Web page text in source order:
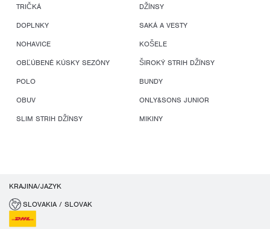
TRIČKÁ
DŽÍNSY
DOPLNKY
SAKÁ A VESTY
NOHAVICE
KOŠELE
OBĽÚBENÉ KÚSKY SEZÓNY
ŠIROKÝ STRIH DŽÍNSY
POLO
BUNDY
OBUV
ONLY&SONS JUNIOR
SLIM STRIH DŽÍNSY
MIKINY
KRAJINA/JAZYK
SLOVAKIA / SLOVAK